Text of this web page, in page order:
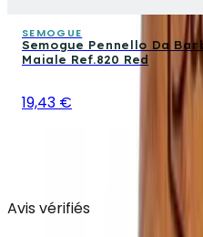
SEMOGUE
Semogue Pennello Da
Maiale Ref.820 Red
19,43 €
Avis vérifiés